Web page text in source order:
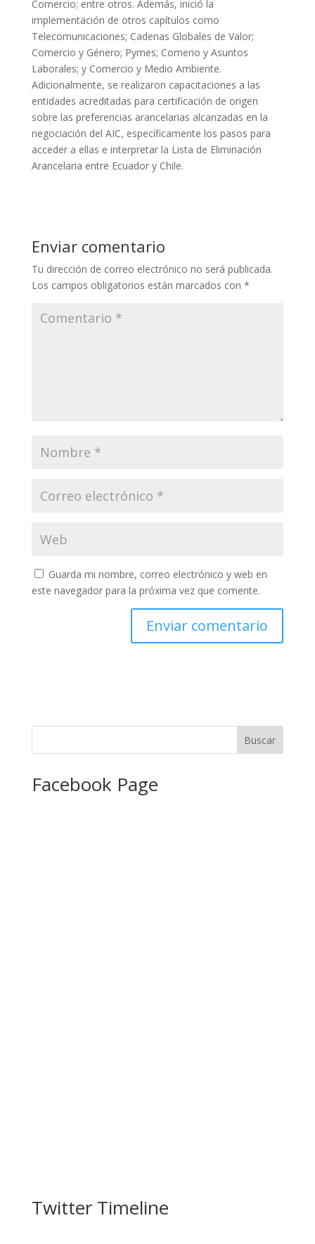
Comercio; entre otros. Además, inició la
implementación de otros capítulos como
Telecomunicaciones; Cadenas Globales de Valor;
Comercio y Género; Pymes; Comerio y Asuntos
Laborales; y Comercio y Medio Ambiente.
Adicionalmente, se realizaron capacitaciones a las
entidades acreditadas para certificación de origen
sobre las preferencias arancelarias alcanzadas en la
negociación del AIC, específicamente los pasos para
acceder a ellas e interpretar la Lista de Eliminación
Arancelaria entre Ecuador y Chile.
Enviar comentario
Tu dirección de correo electrónico no será publicada.
Los campos obligatorios están marcados con *
Guarda mi nombre, correo electrónico y web en
este navegador para la próxima vez que comente.
Facebook Page
Twitter Timeline
Twitter